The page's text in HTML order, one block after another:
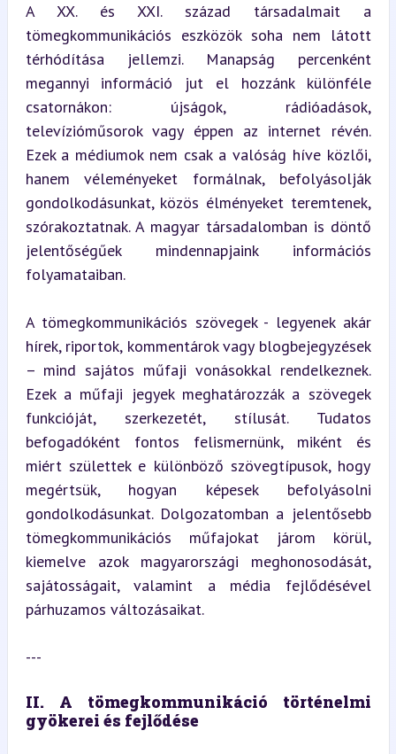
A XX. és XXI. század társadalmait a
tömegkommunikációs eszközök soha nem látott
térhódítása jellemzi. Manapság percenként
megannyi információ jut el hozzánk különféle
csatornákon: újságok, rádióadások,
televízióműsorok vagy éppen az internet révén.
Ezek a médiumok nem csak a valóság híve közlői,
hanem véleményeket formálnak, befolyásolják
gondolkodásunkat, közös élményeket teremtenek,
szórakoztatnak. A magyar társadalomban is döntő
jelentőségűek mindennapjaink információs
folyamataiban.
A tömegkommunikációs szövegek - legyenek akár
hírek, riportok, kommentárok vagy blogbejegyzések
– mind sajátos műfaji vonásokkal rendelkeznek.
Ezek a műfaji jegyek meghatározzák a szövegek
funkcióját, szerkezetét, stílusát. Tudatos
befogadóként fontos felismernünk, miként és
miért születtek e különböző szövegtípusok, hogy
megértsük, hogyan képesek befolyásolni
gondolkodásunkat. Dolgozatomban a jelentősebb
tömegkommunikációs műfajokat járom körül,
kiemelve azok magyarországi meghonosodását,
sajátosságait, valamint a média fejlődésével
párhuzamos változásaikat.
---
II. A tömegkommunikáció történelmi
gyökerei és fejlődése